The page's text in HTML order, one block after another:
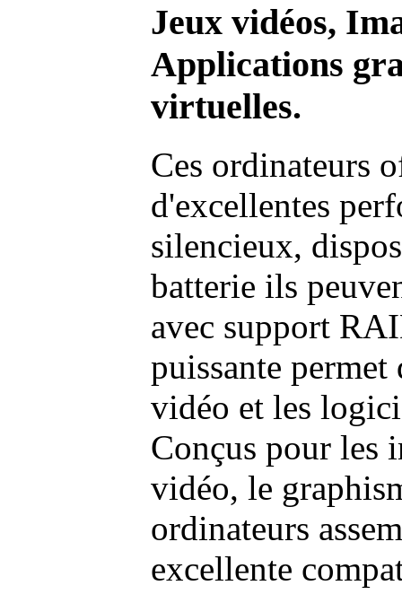
Jeux vidéos,
Applications
virtuelles.
Ces ordinateurs
d'excellentes
silencieux,
batterie ils
avec support
puissante permet
vidéo et les
Conçus pour les
vidéo, le
ordinateurs
excellente